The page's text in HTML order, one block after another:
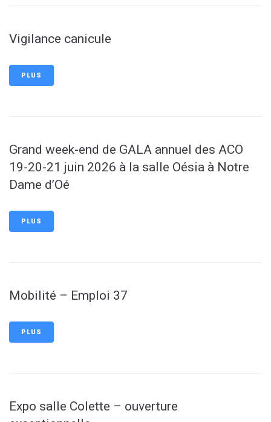
Vigilance canicule
PLUS
Grand week-end de GALA annuel des ACO
19-20-21 juin 2026 à la salle Oésia à Notre
Dame d’Oé
PLUS
Mobilité – Emploi 37
PLUS
Expo salle Colette – ouverture